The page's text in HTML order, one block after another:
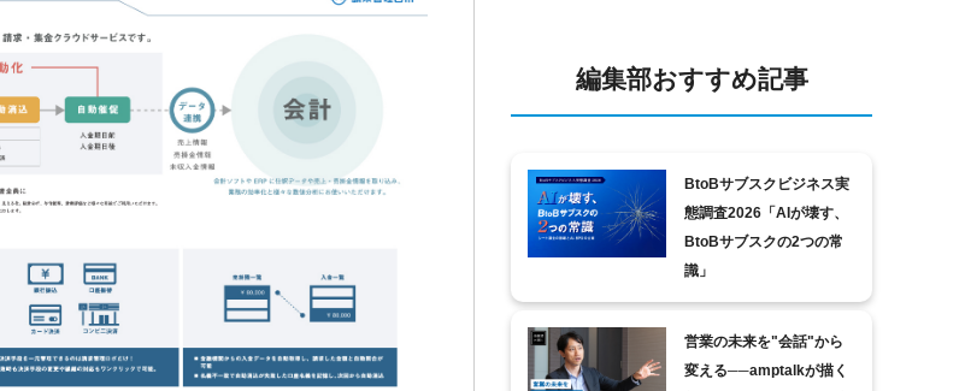
編集部おすすめ記事
BtoBサブスクビジネス実
態調査2026「AIが壊す、
BtoBサブスクの2つの常
識」
営業の未来を"会話"から
変える──amptalkが描く